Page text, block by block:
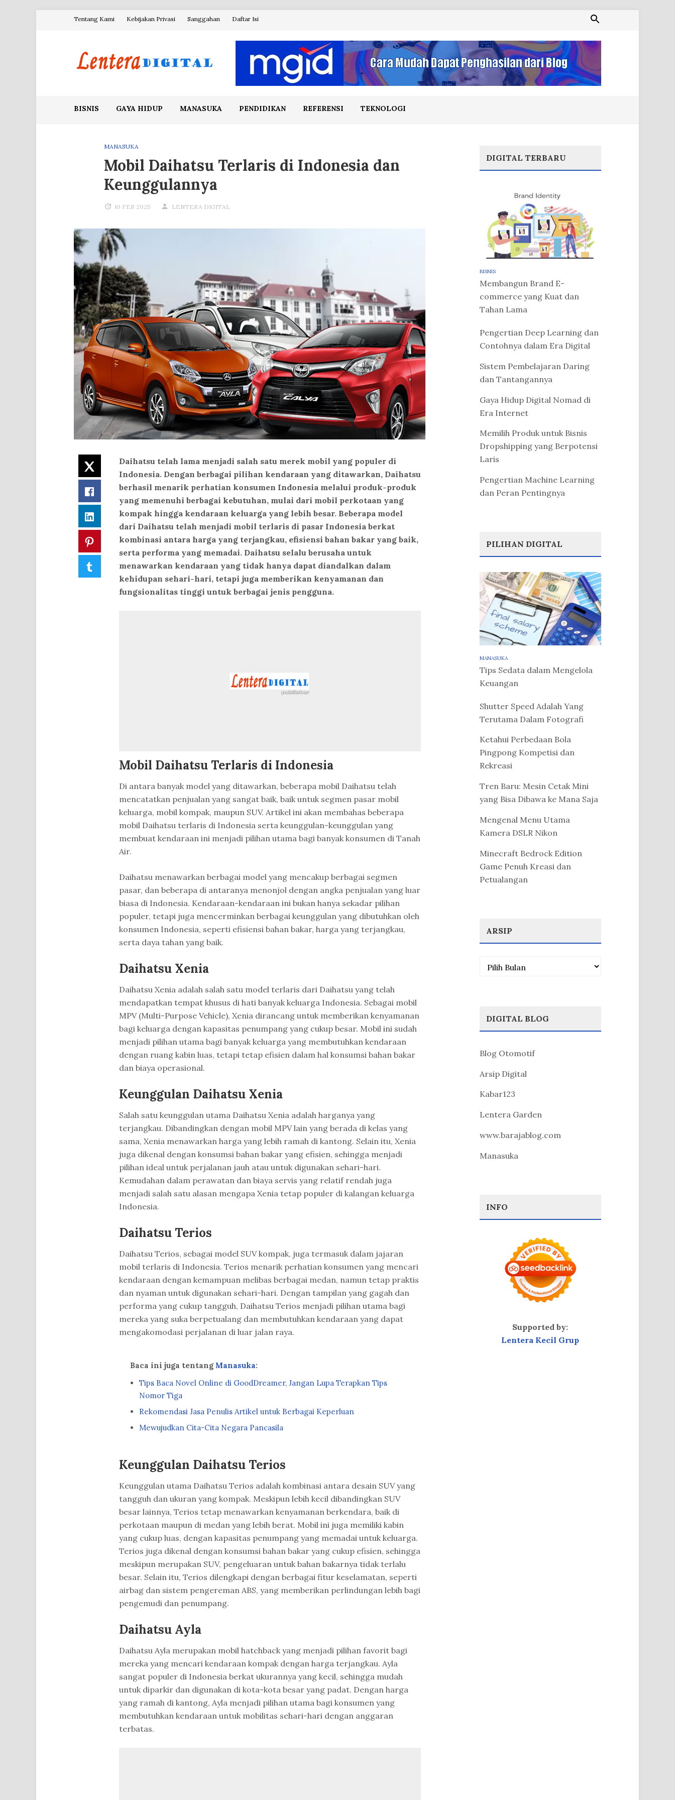
Tentang Kami Kebijakan Privasi Sanggahan Daftar Isi
BISNIS GAYA HIDUP MANASUKA PENDIDIKAN REFERENSI TEKNOLOGI
MANASUKA
Mobil Daihatsu Terlaris di Indonesia dan
Keunggulannya
10 FEB 2025 LENTERA DIGITAL
Twitter
Facebook
LinkedIn
Pinterest
Tumblr
Daihatsu telah lama menjadi salah satu merek mobil yang populer di
Indonesia. Dengan berbagai pilihan kendaraan yang ditawarkan, Daihatsu
berhasil menarik perhatian konsumen Indonesia melalui produk-produk
yang memenuhi berbagai kebutuhan, mulai dari mobil perkotaan yang
kompak hingga kendaraan keluarga yang lebih besar. Beberapa model
dari Daihatsu telah menjadi mobil terlaris di pasar Indonesia berkat
kombinasi antara harga yang terjangkau, efisiensi bahan bakar yang baik,
serta performa yang memadai. Daihatsu selalu berusaha untuk
menawarkan kendaraan yang tidak hanya dapat diandalkan dalam
kehidupan sehari-hari, tetapi juga memberikan kenyamanan dan
fungsionalitas tinggi untuk berbagai jenis pengguna.
Mobil Daihatsu Terlaris di Indonesia
Di antara banyak model yang ditawarkan, beberapa mobil Daihatsu telah
mencatatkan penjualan yang sangat baik, baik untuk segmen pasar mobil
keluarga, mobil kompak, maupun SUV. Artikel ini akan membahas beberapa
mobil Daihatsu terlaris di Indonesia serta keunggulan-keunggulan yang
membuat kendaraan ini menjadi pilihan utama bagi banyak konsumen di Tanah
Air.
Daihatsu menawarkan berbagai model yang mencakup berbagai segmen
pasar, dan beberapa di antaranya menonjol dengan angka penjualan yang luar
biasa di Indonesia. Kendaraan-kendaraan ini bukan hanya sekadar pilihan
populer, tetapi juga mencerminkan berbagai keunggulan yang dibutuhkan oleh
konsumen Indonesia, seperti efisiensi bahan bakar, harga yang terjangkau,
serta daya tahan yang baik.
Daihatsu Xenia
Daihatsu Xenia adalah salah satu model terlaris dari Daihatsu yang telah
mendapatkan tempat khusus di hati banyak keluarga Indonesia. Sebagai mobil
MPV (Multi-Purpose Vehicle), Xenia dirancang untuk memberikan kenyamanan
bagi keluarga dengan kapasitas penumpang yang cukup besar. Mobil ini sudah
menjadi pilihan utama bagi banyak keluarga yang membutuhkan kendaraan
dengan ruang kabin luas, tetapi tetap efisien dalam hal konsumsi bahan bakar
dan biaya operasional.
Keunggulan Daihatsu Xenia
Salah satu keunggulan utama Daihatsu Xenia adalah harganya yang
terjangkau. Dibandingkan dengan mobil MPV lain yang berada di kelas yang
sama, Xenia menawarkan harga yang lebih ramah di kantong. Selain itu, Xenia
juga dikenal dengan konsumsi bahan bakar yang efisien, sehingga menjadi
pilihan ideal untuk perjalanan jauh atau untuk digunakan sehari-hari.
Kemudahan dalam perawatan dan biaya servis yang relatif rendah juga
menjadi salah satu alasan mengapa Xenia tetap populer di kalangan keluarga
Indonesia.
Daihatsu Terios
Daihatsu Terios, sebagai model SUV kompak, juga termasuk dalam jajaran
mobil terlaris di Indonesia. Terios menarik perhatian konsumen yang mencari
kendaraan dengan kemampuan melibas berbagai medan, namun tetap praktis
dan nyaman untuk digunakan sehari-hari. Dengan tampilan yang gagah dan
performa yang cukup tangguh, Daihatsu Terios menjadi pilihan utama bagi
mereka yang suka berpetualang dan membutuhkan kendaraan yang dapat
mengakomodasi perjalanan di luar jalan raya.
Baca ini juga tentang Manasuka:
Tips Baca Novel Online di GoodDreamer, Jangan Lupa Terapkan Tips
Nomor Tiga
Rekomendasi Jasa Penulis Artikel untuk Berbagai Keperluan
Mewujudkan Cita-Cita Negara Pancasila
Keunggulan Daihatsu Terios
Keunggulan utama Daihatsu Terios adalah kombinasi antara desain SUV yang
tangguh dan ukuran yang kompak. Meskipun lebih kecil dibandingkan SUV
besar lainnya, Terios tetap menawarkan kenyamanan berkendara, baik di
perkotaan maupun di medan yang lebih berat. Mobil ini juga memiliki kabin
yang cukup luas, dengan kapasitas penumpang yang memadai untuk keluarga.
Terios juga dikenal dengan konsumsi bahan bakar yang cukup efisien, sehingga
meskipun merupakan SUV, pengeluaran untuk bahan bakarnya tidak terlalu
besar. Selain itu, Terios dilengkapi dengan berbagai fitur keselamatan, seperti
airbag dan sistem pengereman ABS, yang memberikan perlindungan lebih bagi
pengemudi dan penumpang.
Daihatsu Ayla
Daihatsu Ayla merupakan mobil hatchback yang menjadi pilihan favorit bagi
mereka yang mencari kendaraan kompak dengan harga terjangkau. Ayla
sangat populer di Indonesia berkat ukurannya yang kecil, sehingga mudah
untuk diparkir dan digunakan di kota-kota besar yang padat. Dengan harga
yang ramah di kantong, Ayla menjadi pilihan utama bagi konsumen yang
membutuhkan kendaraan untuk mobilitas sehari-hari dengan anggaran
terbatas.
DIGITAL TERBARU
BISNIS
Membangun Brand E-
commerce yang Kuat dan
Tahan Lama
Pengertian Deep Learning dan
Contohnya dalam Era Digital
Sistem Pembelajaran Daring
dan Tantangannya
Gaya Hidup Digital Nomad di
Era Internet
Memilih Produk untuk Bisnis
Dropshipping yang Berpotensi
Laris
Pengertian Machine Learning
dan Peran Pentingnya
PILIHAN DIGITAL
MANASUKA
Tips Sedata dalam Mengelola
Keuangan
Shutter Speed Adalah Yang
Terutama Dalam Fotografi
Ketahui Perbedaan Bola
Pingpong Kompetisi dan
Rekreasi
Tren Baru: Mesin Cetak Mini
yang Bisa Dibawa ke Mana Saja
Mengenal Menu Utama
Kamera DSLR Nikon
Minecraft Bedrock Edition
Game Penuh Kreasi dan
Petualangan
ARSIP
Arsip
DIGITAL BLOG
Blog Otomotif
Arsip Digital
Kabar123
Lentera Garden
www.barajablog.com
Manasuka
INFO
Supported by:
Lentera Kecil Grup